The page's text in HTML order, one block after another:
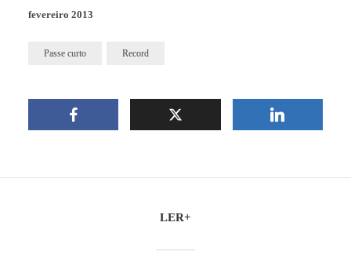
fevereiro 2013
Passe curto Record
LER+